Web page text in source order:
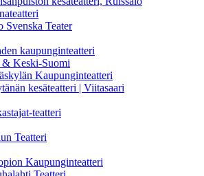
Svenska Teater
kaupunginteatteri
& Keski-Suomi
Kaupunginteatteri
kesäteatteri | Viitasaari
teatteri
Teatteri
Kaupunginteatteri